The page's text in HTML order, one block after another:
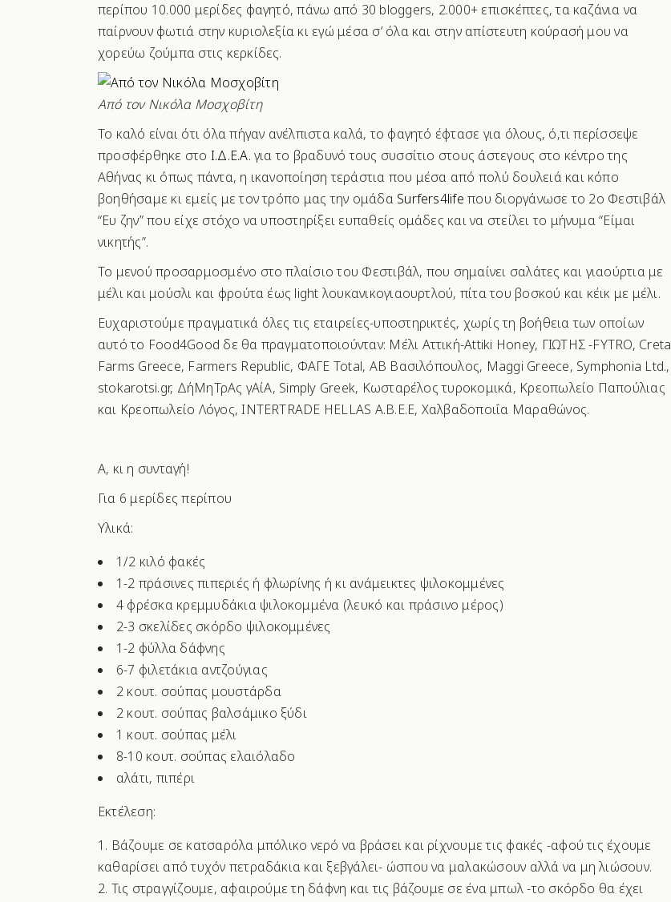
περίπου 10.000 μερίδες φαγητό, πάνω από 30 bloggers, 2.000+ επισκέπτες, τα καζάνια να
παίρνουν φωτιά στην κυριολεξία κι εγώ μέσα σ’ όλα και στην απίστευτη κούρασή μου να
χορεύω ζούμπα στις κερκίδες.
Από τον Νικόλα Μοσχοβίτη
Το καλό είναι ότι όλα πήγαν ανέλπιστα καλά, το φαγητό έφτασε για όλους, ό,τι περίσσεψε
προσφέρθηκε στο Ι.Δ.Ε.Α. για το βραδυνό τους συσσίτιο στους άστεγους στο κέντρο της
Αθήνας κι όπως πάντα, η ικανοποίηση τεράστια που μέσα από πολύ δουλειά και κόπο
βοηθήσαμε κι εμείς με τον τρόπο μας την ομάδα Surfers4life που διοργάνωσε το 2ο Φεστιβάλ
“Ευ ζην” που είχε στόχο να υποστηρίξει ευπαθείς ομάδες και να στείλει το μήνυμα “Είμαι
νικητής”.
Το μενού προσαρμοσμένο στο πλαίσιο του Φεστιβάλ, που σημαίνει σαλάτες και γιαούρτια με
μέλι και μούσλι και φρούτα έως light λουκανικογιαουρτλού, πίτα του βοσκού και κέικ με μέλι.
Ευχαριστούμε πραγματικά όλες τις εταιρείες-υποστηρικτές, χωρίς τη βοήθεια των οποίων
αυτό το Food4Good δε θα πραγματοποιούνταν: Μέλι Αττική-Attiki Honey, ΓΙΩΤΗΣ -FYTRO, Creta
Farms Greece, Farmers Republic, ΦΑΓΕ Total, ΑΒ Βασιλόπουλος, Maggi Greece, Symphonia Ltd.,
stokarotsi.gr, ΔήΜηΤρΑς γΑίΑ, Simply Greek, Κωσταρέλος τυροκομικά, Κρεοπωλείο Παπούλιας
και Κρεοπωλείο Λόγος, INTERTRADE HELLAS A.B.E.E, Xαλβαδοποιΐα Μαραθώνος.
Α, κι η συνταγή!
Για 6 μερίδες περίπου
Υλικά:
1/2 κιλό φακές
1-2 πράσινες πιπεριές ή φλωρίνης ή κι ανάμεικτες ψιλοκομμένες
4 φρέσκα κρεμμυδάκια ψιλοκομμένα (λευκό και πράσινο μέρος)
2-3 σκελίδες σκόρδο ψιλοκομμένες
1-2 φύλλα δάφνης
6-7 φιλετάκια αντζούγιας
2 κουτ. σούπας μουστάρδα
2 κουτ. σούπας βαλσάμικο ξύδι
1 κουτ. σούπας μέλι
8-10 κουτ. σούπας ελαιόλαδο
αλάτι, πιπέρι
Εκτέλεση:
Βάζουμε σε κατσαρόλα μπόλικο νερό να βράσει και ρίχνουμε τις φακές -αφού τις έχουμε
καθαρίσει από τυχόν πετραδάκια και ξεβγάλει- ώσπου να μαλακώσουν αλλά να μη λιώσουν.
Τις στραγγίζουμε, αφαιρούμε τη δάφνη και τις βάζουμε σε ένα μπωλ -το σκόρδο θα έχει